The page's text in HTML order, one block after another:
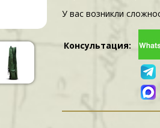
У вас возникли
Консультация: